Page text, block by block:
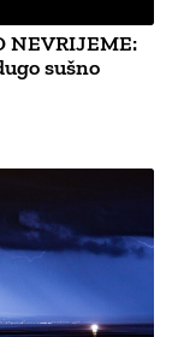
NEVRIJEME:
sušno